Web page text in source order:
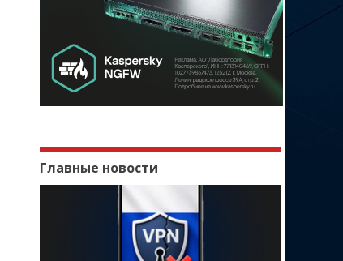
Главные новости